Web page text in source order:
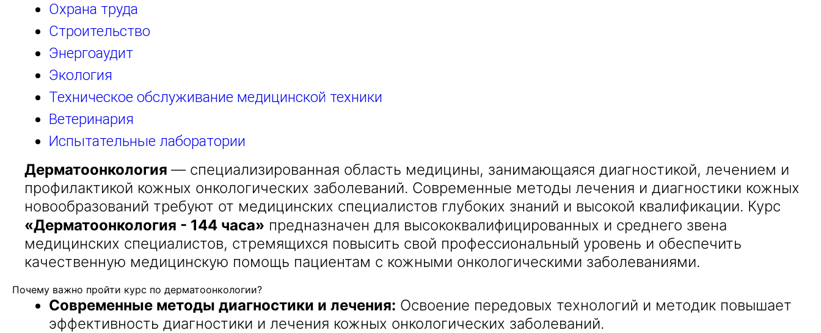
Охрана труда
Строительство
Энергоаудит
Экология
Техническое обслуживание медицинской техники
Ветеринария
Испытательные лаборатории
Дерматоонкология — специализированная область медицины, занимающаяся диагностикой, лечением и
профилактикой кожных онкологических заболеваний. Современные методы лечения и диагностики кожных
новообразований требуют от медицинских специалистов глубоких знаний и высокой квалификации. Курс
«Дерматоонкология - 144 часа» предназначен для высококвалифицированных и среднего звена
медицинских специалистов, стремящихся повысить свой профессиональный уровень и обеспечить
качественную медицинскую помощь пациентам с кожными онкологическими заболеваниями.
Почему важно пройти курс по дерматоонкологии?
Современные методы диагностики и лечения: Освоение передовых технологий и методик повышает
эффективность диагностики и лечения кожных онкологических заболеваний.